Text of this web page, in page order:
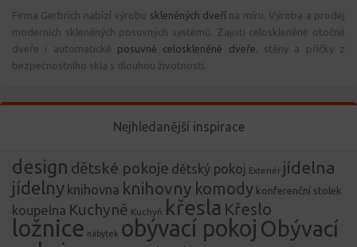
Firma Gerbrich nabízí výrobu skleněných dveří na míru. Výroba a prodej
moderních skleněných posuvných systémů. Zajistí celoskleněné otočné
dveře i automatické posuvné celoskleněné dveře, stěny a příčky z
bezpečnostního skla s dlouhou životností.
Nejhledanější inspirace
design dětské pokoje dětský pokoj Exteriér jídelna
jídelny knihovna knihovny komody konferenční stolek
koupelna Kuchyně Kuchyň křesla Křeslo
ložnice nábytek obývací pokoj Obývací